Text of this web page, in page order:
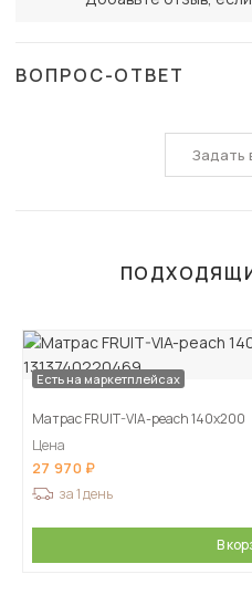
ВОПРОС-ОТВЕТ
Задать
Есть на маркетплейсах
Матрас FRUIT-VIA-peach 140х200
Цена
27 970
за 1 день
В